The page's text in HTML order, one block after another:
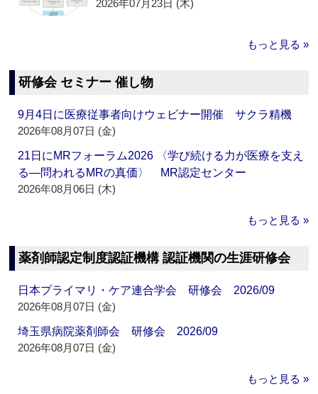
2026年07月23日 (木)
もっと見る »
研修会 セミナー 催し物
9月4日に医療従事者向けウェビナー開催 サクラ精機
2026年08月07日 (金)
21日にMRフォーラム2026 〈学び続ける力が医療を支え
る―問われるMRの真価〉 MR認定センター
2026年08月06日 (木)
もっと見る »
薬剤師認定制度認証機構 認証機関の生涯研修会
日本プライマリ・ケア連合学会 研修会 2026/09
2026年08月07日 (金)
埼玉県病院薬剤師会 研修会 2026/09
2026年08月07日 (金)
もっと見る »